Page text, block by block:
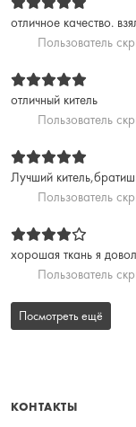
отличное качество.
Пользователь
отличный китель
Пользователь
Лучший
Пользователь
хорошая ткань я
Пользователь
Посмотреть ещё
КОНТАКТЫ